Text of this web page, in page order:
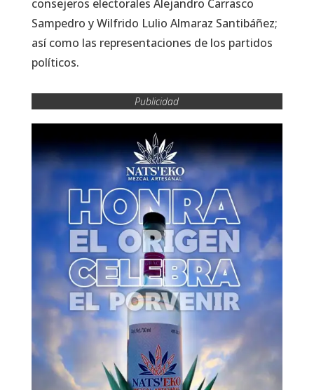
consejeros electorales Alejandro Carrasco
Sampedro y Wilfrido Lulio Almaraz Santibáñez;
así como las representaciones de los partidos
políticos.
Publicidad